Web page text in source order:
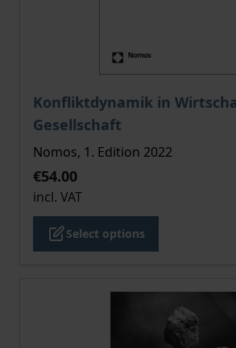
Konfliktdynamik in
Gesellschaft
The price depends on the
Nomos, 1. Edition 2022
€54.00
incl. VAT
Select options